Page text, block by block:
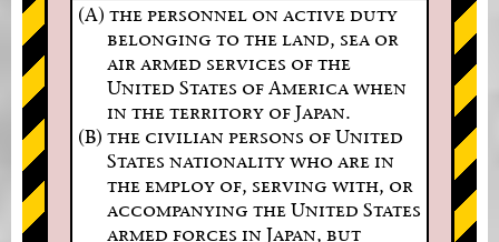
(A) the personnel on active duty
belonging to the land, sea or
air armed services of the
United States of America when
in the territory of Japan.
(B) the civilian persons of United
States nationality who are in
the employ of, serving with, or
accompanying the United States
armed forces in Japan, but